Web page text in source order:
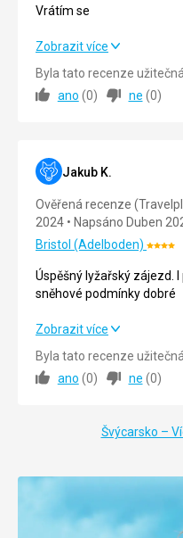
Vrátím se
Vrátím se
Strava
Služby
Cena
Strava
Snídaně ok
Ubytování
Pohoda
Zobrazit více
Byla tato recenze
ano (0) ne (0)
Jakub K.
Ověřená recenze
2024
Napsáno Duben
Bristol (Adelboden)
4/5
Úspěšný lyžařský zájezd.
sněhové podmínky dobré
Úspěšný lyžařský zájezd. I
Strava
Cena
Zobrazit více
Byla tato recenze
ano (0) ne (0)
Švýcarsko –